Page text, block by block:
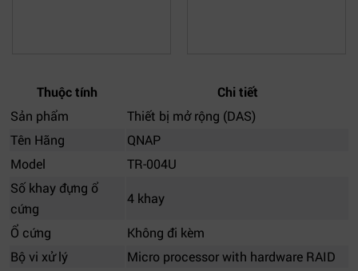
Thuộc tính
Chi tiết
Sản phẩm
Thiết bị mở rộng (DAS)
Tên Hãng
QNAP
Model
TR-004U
Số khay đựng ổ
cứng
4 khay
Ổ cứng
Không đi kèm
Bộ vi xử lý
Micro processor with hardware RAID